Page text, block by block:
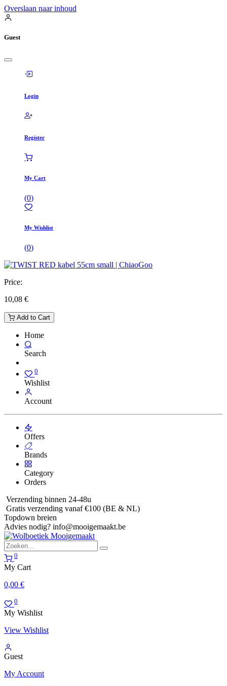
Overslaan naar inhoud
Guest
Login
Register
My Cart
(0)
My Wishlist
(0)
Price:
10,08 €
Add to Cart
Home
Search
0
Wishlist
Account
Offers
Brands
Category
Orders
Verzending binnen 24-48u
Gratis verzending vanaf €100 (BE & NL)
Topdown breien
Advies nodig? info@mooigemaakt.be
0
My Cart
0,00 €
0
My Wishlist
View Wishlist
Guest
My Account